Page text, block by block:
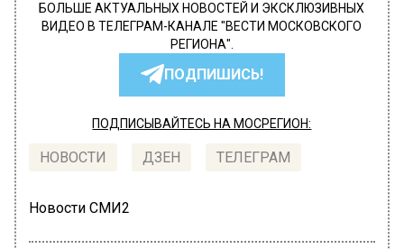
БОЛЬШЕ АКТУАЛЬНЫХ НОВОСТЕЙ И ЭКСКЛЮЗИВНЫХ
ВИДЕО В ТЕЛЕГРАМ-КАНАЛЕ "ВЕСТИ МОСКОВСКОГО
РЕГИОНА".
ПОДПИШИСЬ!
ПОДПИСЫВАЙТЕСЬ НА МОСРЕГИОН:
НОВОСТИ ДЗЕН ТЕЛЕГРАМ
Новости СМИ2